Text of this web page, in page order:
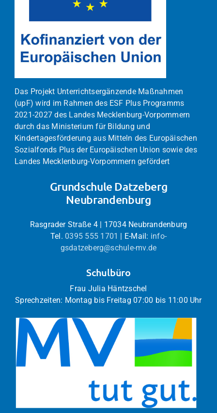
Das Projekt Unterrichtsergänzende Maßnahmen
(upF) wird im Rahmen des ESF Plus Programms
2021-2027 des Landes Mecklenburg-Vorpommern
durch das Ministerium für Bildung und
Kindertagesförderung aus Mitteln des Europäischen
Sozialfonds Plus der Europäischen Union sowie des
Landes Mecklenburg-Vorpommern gefördert
Grundschule Datzeberg
Neubrandenburg
Rasgrader Straße 4 | 17034 Neubrandenburg
Tel. 0395 555 1701 | E-Mail: info-
gsdatzeberg@schule-mv.de
Schulbüro
Frau Julia Häntzschel
Sprechzeiten: Montag bis Freitag 07:00 bis 11:00 Uhr